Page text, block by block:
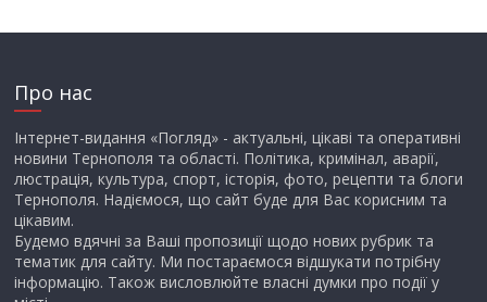
Про нас
Інтернет-видання «Погляд» - актуальні, цікаві та оперативні
новини Тернополя та області. Політика, кримінал, аварії,
люстрація, культура, спорт, історія, фото, рецепти та блоги
Тернополя. Надіємося, що сайт буде для Вас корисним та
цікавим.
Будемо вдячні за Ваші пропозиції щодо нових рубрик та
тематик для сайту. Ми постараємося відшукати потрібну
інформацію. Також висловлюйте власні думки про події у